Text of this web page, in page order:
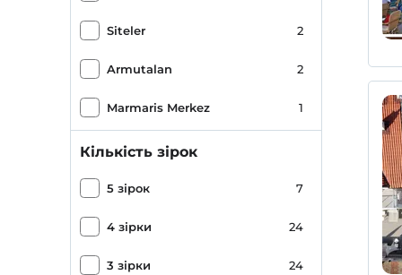
Siteler 2
Armutalan 2
Marmaris Merkez 1
Orhaniye
Söğütköy 1
Turgutköy 1
Кількість зірок
5 зірок 7
4 зірки 24
3 зірки 24